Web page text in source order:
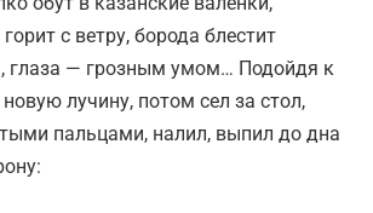
с ветру, борода блестит
глаза — грозным умом… Подойдя к
лучину, потом сел за стол,
пальцами, налил, выпил до дна